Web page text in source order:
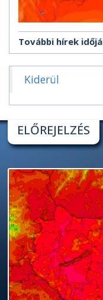
További hírek
Kiderül
ELŐREJELZÉS